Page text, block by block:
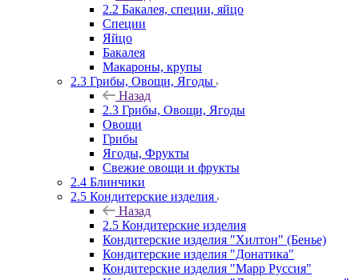
2.2 Бакалея, специи, яйцо
Специи
Яйцо
Бакалея
Макароны, крупы
2.3 Грибы, Овощи, Ягоды
Назад
2.3 Грибы, Овощи, Ягоды
Овощи
Грибы
Ягоды, Фрукты
Свежие овощи и фрукты
2.4 Блинчики
2.5 Кондитерские изделия
Назад
2.5 Кондитерские изделия
Кондитерские изделия "Хилтон" (Бенье)
Кондитерские изделия "Донатика"
Кондитерские изделия "Марр Руссия"